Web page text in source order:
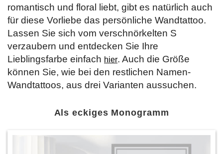
romantisch und floral liebt, gibt es natürlich auch
für diese Vorliebe das persönliche Wandtattoo.
Lassen Sie sich vom verschnörkelten S
verzaubern und entdecken Sie Ihre
Lieblingsfarbe einfach hier. Auch die Größe
können Sie, wie bei den restlichen Namen-
Wandtattoos, aus drei Varianten aussuchen.
Als eckiges Monogramm